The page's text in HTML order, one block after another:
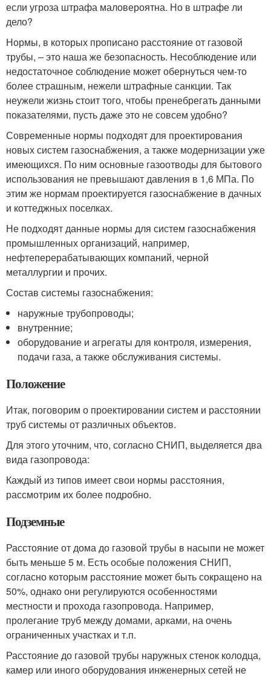
если угроза штрафа маловероятна. Но в штрафе ли
дело?
Нормы, в которых прописано расстояние от газовой
трубы, – это наша же безопасность. Несоблюдение или
недостаточное соблюдение может обернуться чем-то
более страшным, нежели штрафные санкции. Так
неужели жизнь стоит того, чтобы пренебрегать данными
показателями, пусть даже это не совсем удобно?
Современные нормы подходят для проектирования
новых систем газоснабжения, а также модернизации уже
имеющихся. По ним основные газоотводы для бытового
использования не превышают давления в 1,6 МПа. По
этим же нормам проектируется газоснабжение в дачных
и коттеджных поселках.
Не подходят данные нормы для систем газоснабжения
промышленных организаций, например,
нефтеперерабатывающих компаний, черной
металлургии и прочих.
Состав системы газоснабжения:
наружные трубопроводы;
внутренние;
оборудование и агрегаты для контроля, измерения,
подачи газа, а также обслуживания системы.
Положение
Итак, поговорим о проектировании систем и расстоянии
труб системы от различных объектов.
Для этого уточним, что, согласно СНИП, выделяется два
вида газопровода:
Каждый из типов имеет свои нормы расстояния,
рассмотрим их более подробно.
Подземные
Расстояние от дома до газовой трубы в насыпи не может
быть меньше 5 м. Есть особые положения СНИП,
согласно которым расстояние может быть сокращено на
50%, однако они регулируются особенностями
местности и прохода газопровода. Например,
пролегание труб между домами, арками, на очень
ограниченных участках и т.п.
Расстояние до газовой трубы наружных стенок колодца,
камер или иного оборудования инженерных сетей не